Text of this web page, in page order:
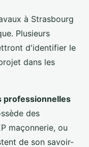
à Strasbourg
Plusieurs
d'identifier le
dans les
professionnelles
des
maçonnerie, ou
de son savoir-